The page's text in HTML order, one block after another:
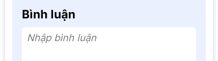
Bình luận
Nhập bình luận